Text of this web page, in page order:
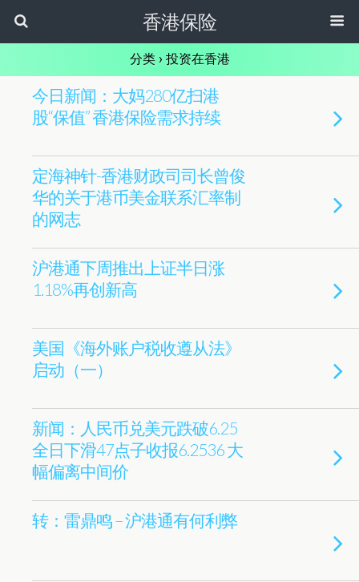
香港保险
分类 › 投资在香港
今日新闻：大妈280亿扫港
股“保值” 香港保险需求持续
定海神针-香港财政司司长曾俊
华的关于港币美金联系汇率制
的网志
沪港通下周推出上证半日涨
1.18%再创新高
美国《海外账户税收遵从法》
启动（一）
新闻：人民币兑美元跌破6.25
全日下滑47点子收报6.2536 大
幅偏离中间价
转：雷鼎鸣 – 沪港通有何利弊